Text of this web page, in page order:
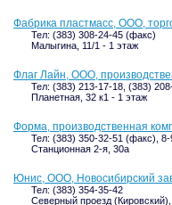
Фабрика пластмасс, ООО,
Тел: (383) 308-24-45 (факс)
Малыгина, 11/1 - 1 этаж
Флаг Лайн, ООО,
Тел: (383) 213-17-18, (383)
Планетная, 32 к1 - 1 этаж
Форма, производственная
Тел: (383) 350-32-51 (факс),
Станционная 2-я, 30а
Юнис, ООО, Новосибирский
Тел: (383) 354-35-42
Северный проезд